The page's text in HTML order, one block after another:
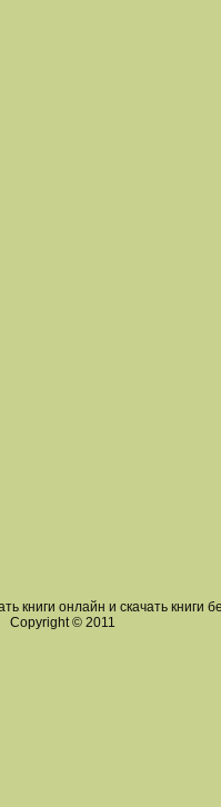
книги онлайн и скачать книги
Copyright © 2011